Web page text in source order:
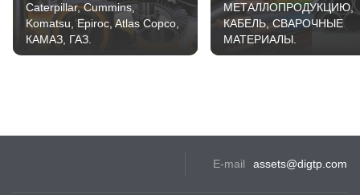
Caterpillar, Cummins,
Komatsu, Epiroc, Atlas Copco,
КАМАЗ, ГАЗ.
МЕТАЛЛОПРОДУКЦИЮ,
КАБЕЛЬ, СВАРОЧНЫЕ
МАТЕРИАЛЫ.
E-mail assets@digtp.com